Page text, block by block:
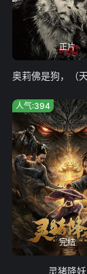
正片
完结
人气:394
灵猪降妖